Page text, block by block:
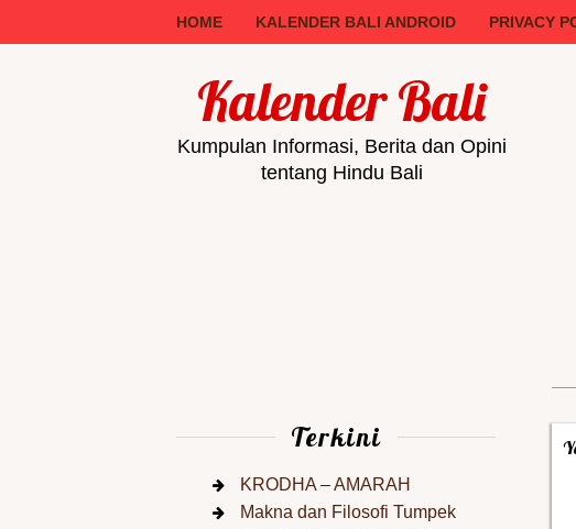
HOME KALENDER BALI ANDROID PRIVACY
Kalender Bali
Kumpulan Informasi, Berita dan Opini
tentang Hindu Bali
Terkini
KRODHA – AMARAH
Makna dan Filosofi Tumpek